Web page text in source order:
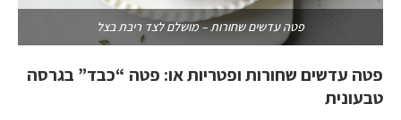
פטה עדשים שחורות – מושלם לצד ריבת בצל
פטה עדשים שחורות ופטריות או: פטה “כבד” בגרסה
טבעונית